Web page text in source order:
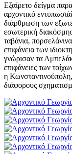
Εξαίρετο δείγμα
αρχοντικό
διάρθρωση των
εσωτερική
ταβάνια,
επιφάνεια των
γνώρισαν τα
επιφάνειες των
η
διάφορους